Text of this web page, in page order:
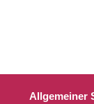
Allgemeiner